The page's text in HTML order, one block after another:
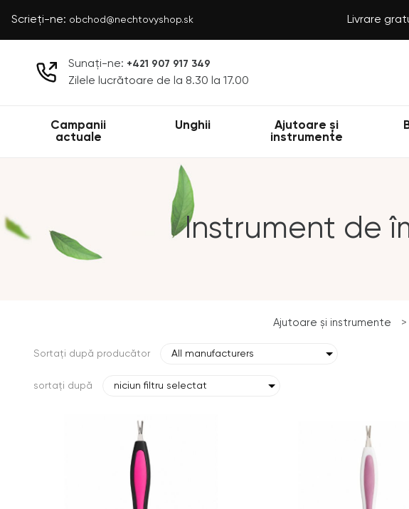
Scrieți-ne: obchod@nechtovyshop.sk Livrare
Sunați-ne: +421 907 917 349
Zilele lucrătoare de la 8.30 la 17.00
Campanii
actuale
Unghii
Ajutoare și
instrumente
Instrument de
Ajutoare și instrumente >
Sortați după producător All manufacturers
sortați după niciun filtru selectat